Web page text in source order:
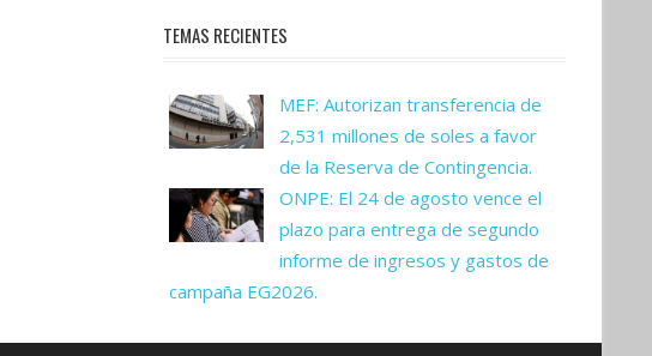
TEMAS RECIENTES
MEF: Autorizan transferencia de
2,531 millones de soles a favor
de la Reserva de Contingencia.
ONPE: El 24 de agosto vence el
plazo para entrega de segundo
informe de ingresos y gastos de
campaña EG2026.